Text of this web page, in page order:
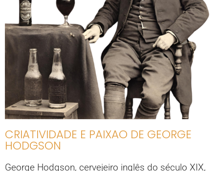
CRIATIVIDADE E PAIXAO DE GEORGE
HODGSON
George Hodgson, cervejeiro inglês do século XIX,